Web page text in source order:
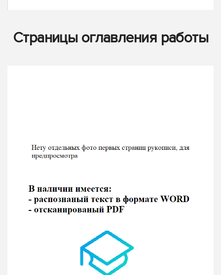
Страницы оглавления работы